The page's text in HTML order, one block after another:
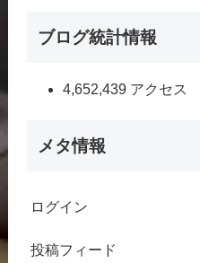
ブログ統計情報
4,652,439 アクセス
メタ情報
ログイン
投稿フィード